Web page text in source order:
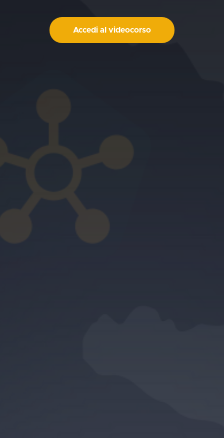
Accedi al videocorso